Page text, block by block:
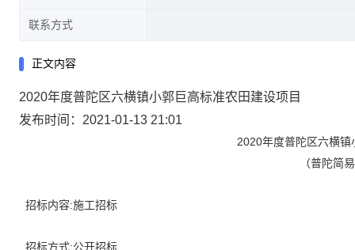
联系方式
正文内容
2020年度普陀区六横镇小郭巨高标准农田建设项目
发布时间：2021-01-13 21:01
2020年度普陀区六横镇
（普陀简
招标内容:施工招标
招标方式:公开招标